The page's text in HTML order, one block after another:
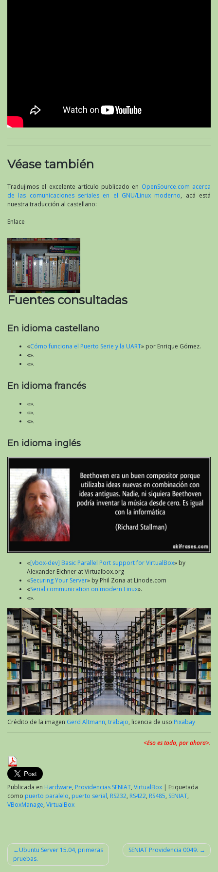
Véase también
Tradujimos el excelente artículo publicado en OpenSource.com acerca
de las comunicaciones seriales en el GNU/Linux moderno, acá está
nuestra traducción al castellano:
Enlace
Fuentes consultadas
En idioma castellano
«Cómo funciona el Puerto Serie y la UART» por Enrique Gómez.
«».
«».
En idioma francés
«».
«».
«».
En idioma inglés
«[vbox-dev] Basic Parallel Port support for VirtualBox» by
Alexander Eichner at Virtualbox.org
«Securing Your Server» by Phil Zona at Linode.com
«Serial communication on modern Linux».
«».
Crédito de la imagen Gerd Altmann, trabajo, licencia de uso:Pixabay
<Eso es todo, por ahora>.
Publicada en Hardware, Providencias SENIAT, VirtualBox | Etiquetada
como puerto paralelo, puerto serial, RS232, RS422, RS485, SENIAT,
VBoxManage, VirtualBox
Navegación
Ubuntu Server 15.04, primeras
pruebas.
SENIAT Providencia 0049.